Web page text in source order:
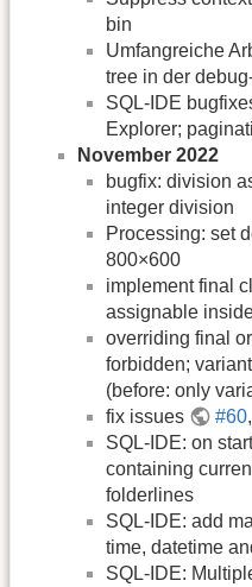
bin
Umfangreiche
tree in der
SQL-IDE
Explorer;
November 2022
bugfix: division
integer division
Processing: set
800×600
implement final
assignable
overriding final
forbidden; variant
(before: only
fix issues
#60,
SQL-IDE: on
containing
folderlines
SQL-IDE: add
time, datetime
SQL-IDE: